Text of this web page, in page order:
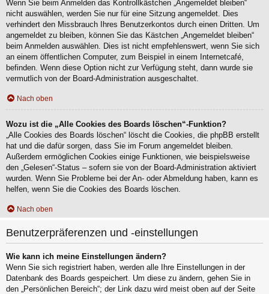
Wenn Sie beim Anmelden das Kontrollkästchen „Angemeldet bleiben“
nicht auswählen, werden Sie nur für eine Sitzung angemeldet. Dies
verhindert den Missbrauch Ihres Benutzerkontos durch einen Dritten. Um
angemeldet zu bleiben, können Sie das Kästchen „Angemeldet bleiben“
beim Anmelden auswählen. Dies ist nicht empfehlenswert, wenn Sie sich
an einem öffentlichen Computer, zum Beispiel in einem Internetcafé,
befinden. Wenn diese Option nicht zur Verfügung steht, dann wurde sie
vermutlich von der Board-Administration ausgeschaltet.
Nach oben
Wozu ist die „Alle Cookies des Boards löschen“-Funktion?
„Alle Cookies des Boards löschen“ löscht die Cookies, die phpBB erstellt
hat und die dafür sorgen, dass Sie im Forum angemeldet bleiben.
Außerdem ermöglichen Cookies einige Funktionen, wie beispielsweise
den „Gelesen“-Status – sofern sie von der Board-Administration aktiviert
wurden. Wenn Sie Probleme bei der An- oder Abmeldung haben, kann es
helfen, wenn Sie die Cookies des Boards löschen.
Nach oben
Benutzerpräferenzen und -einstellungen
Wie kann ich meine Einstellungen ändern?
Wenn Sie sich registriert haben, werden alle Ihre Einstellungen in der
Datenbank des Boards gespeichert. Um diese zu ändern, gehen Sie in
den „Persönlichen Bereich“; der Link dazu wird meist oben auf der Seite